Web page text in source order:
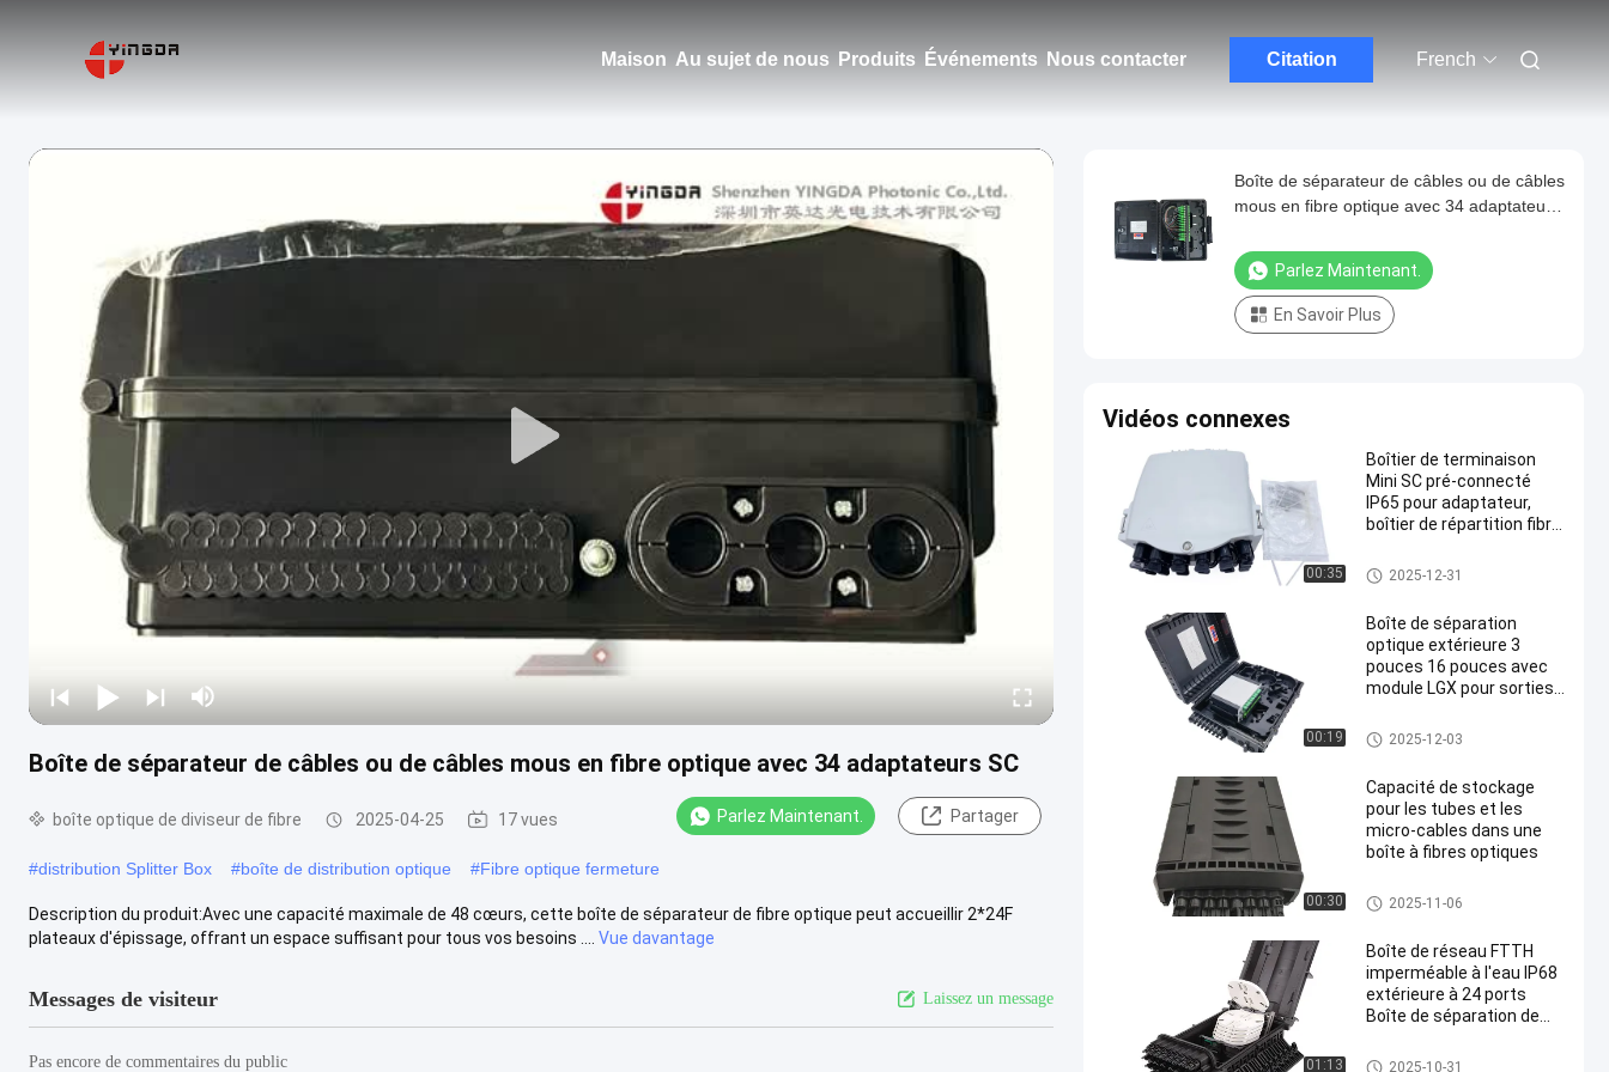
Maison Au sujet de nous Produits Événements Nous contacter Citation French
Boîte de séparateur de câbles ou de câbles mous en fibre optique avec 34 adaptateurs SC
boîte optique de diviseur de fibre 2025-04-25 17 vues Parlez Maintenant. Partager
#distribution Splitter Box #boîte de distribution optique #Fibre optique fermeture
Description du produit:Avec une capacité maximale de 48 cœurs, cette boîte de séparateur de fibre optique peut accueillir 2*24F
plateaux d'épissage, offrant un espace suffisant pour tous vos besoins ....
Vue davantage
Messages de visiteur Laissez un message
Pas encore de commentaires du public
Boîte de séparateur de câbles ou de câbles
mous en fibre optique avec 34 adaptateurs
Parlez Maintenant.
En Savoir Plus
Vidéos connexes
00:35
Boîtier de terminaison
Mini SC pré-connecté
IP65 pour adaptateur,
boîtier de répartition fibre
Cajas Nap pour solution
FTTH
boîte optique de diviseur de fibr
e
2025-12-31
00:19
Boîte de séparation
optique extérieure 3
pouces 16 pouces avec
module LGX pour sorties
de 2x3 mm
boîte optique de diviseur de fibr
e
2025-12-03
00:30
Capacité de stockage
pour les tubes et les
micro-cables dans une
boîte à fibres optiques
boîte optique de diviseur de fibr
e
2025-11-06
01:13
Boîte de réseau FTTH
imperméable à l'eau IP68
extérieure à 24 ports
Boîte de séparation de
boîte optique de diviseur de fibr
2025-10-31